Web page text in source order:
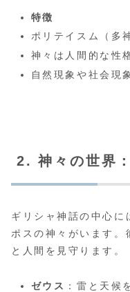
特徴
ポリテイスム（多
神々は人間的な性
自然現象や社会現
2. 神々の世界
ギリシャ神話の中心に
ポスの神々がいます。
と人間を見守ります。
ゼウス ：雷と天候